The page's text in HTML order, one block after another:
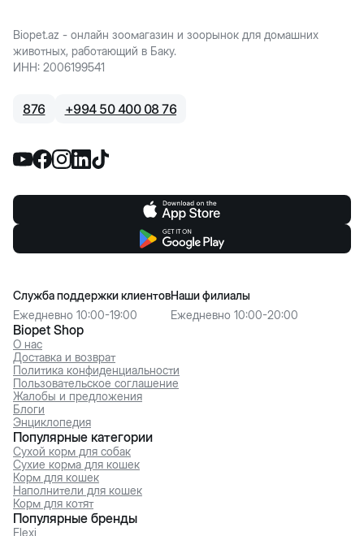
Biopet.az - онлайн зоомагазин и зоорынок для домашних
животных, работающий в Баку.
ИНН: 2006199541
876 +994 50 400 08 76
Biopet Shop
О нас
Доставка и возврат
Политика конфиденциальности
Пользовательское соглашение
Жалобы и предложения
Блоги
Энциклопедия
Служба поддержки клиентов
Ежедневно 10:00-19:00
Наши филиалы
Ежедневно 10:00-20:00
Популярные категории
Сухой корм для собак
Сухие корма для кошек
Корм для кошек
Наполнители для кошек
Корм для котят
Популярные бренды
Flexi